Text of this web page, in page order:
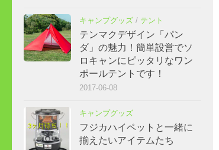
キャンプグッズ / テント
テンマクデザイン「パン
ダ」の魅力！簡単設営でソ
ロキャンにピッタリなワン
ポールテントです！
2017-06-08
キャンプグッズ
フジカハイペットと一緒に
揃えたいアイテムたち